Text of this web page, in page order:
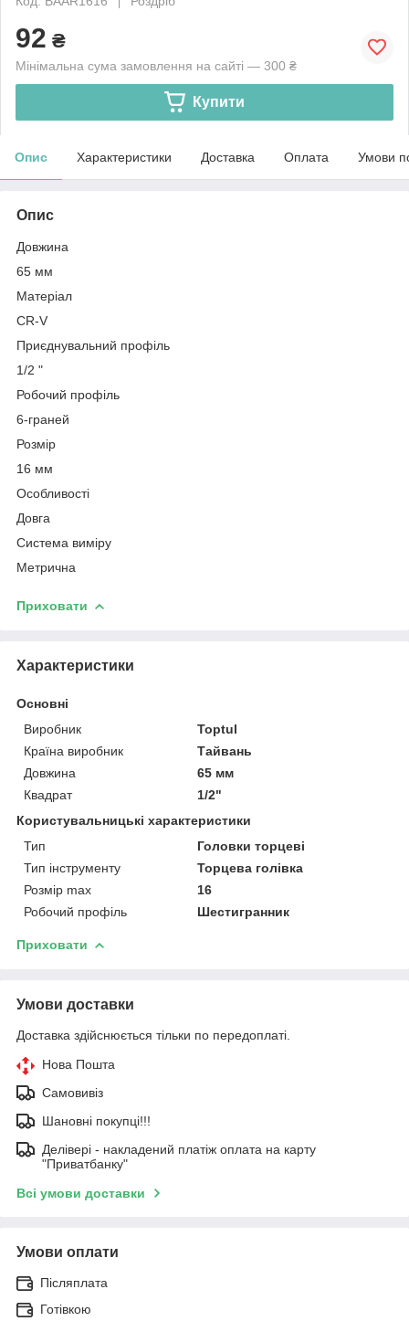
92 ₴
Мінімальна сума замовлення на сайті — 300 ₴
Купити
Опис Характеристики Доставка Оплата Умови
Опис
Довжина
65 мм
Матеріал
CR-V
Приєднувальний профіль
1/2 "
Робочий профіль
6-граней
Розмір
16 мм
Особливості
Довга
Система виміру
Метрична
Приховати
Характеристики
Основні
Виробник
Toptul
Країна виробник
Тайвань
Довжина
65 мм
Квадрат
1/2"
Користувальницькі характеристики
Тип
Головки торцеві
Тип інструменту
Торцева голівка
Розмір max
16
Робочий профіль
Шестигранник
Приховати
Умови доставки
Доставка здійснюється тільки по передоплаті.
Нова Пошта
Самовивіз
Шановні покупці!!!
Делівері - накладений платіж оплата на карту
"Приватбанку"
Всі умови доставки
Умови оплати
Післяплата
Готівкою